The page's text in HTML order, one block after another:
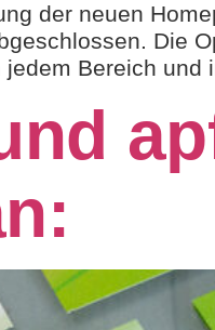
der neuen
Die
Bereich